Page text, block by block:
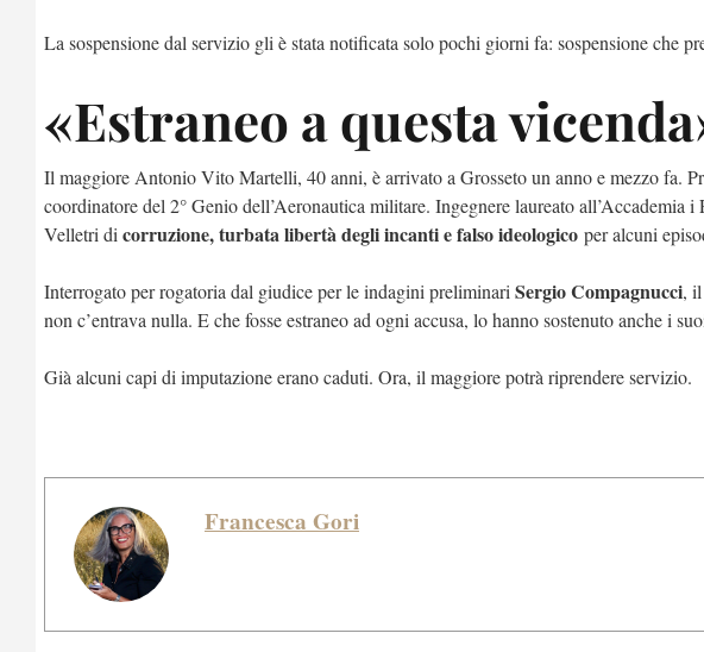
La sospensione dal servizio gli è stata notificata solo pochi giorni fa: sospensione che
«Estraneo a questa
Il maggiore Antonio Vito Martelli, 40 anni, è arrivato a Grosseto un anno e mezzo fa.
coordinatore del 2° Genio dell’Aeronautica militare. Ingegnere laureato all’Accademia
Velletri di corruzione, turbata libertà degli incanti e falso ideologico per alcuni
Interrogato per rogatoria dal giudice per le indagini preliminari Sergio Compagnucci,
non c’entrava nulla. E che fosse estraneo ad ogni accusa, lo hanno sostenuto anche i
Già alcuni capi di imputazione erano caduti. Ora, il maggiore potrà riprendere servizio.
Francesca Gori